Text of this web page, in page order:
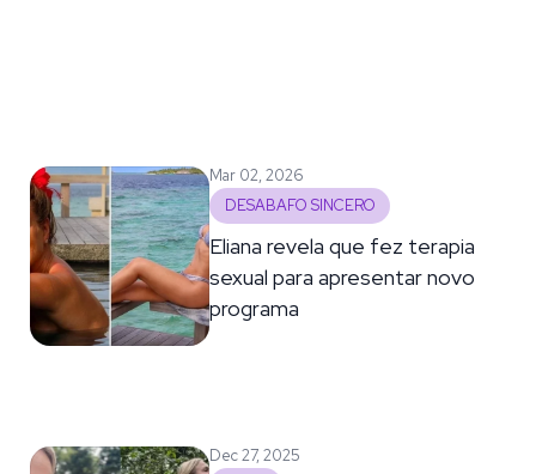
Mar 02, 2026
DESABAFO SINCERO
Eliana revela que fez terapia
sexual para apresentar novo
programa
Dec 27, 2025